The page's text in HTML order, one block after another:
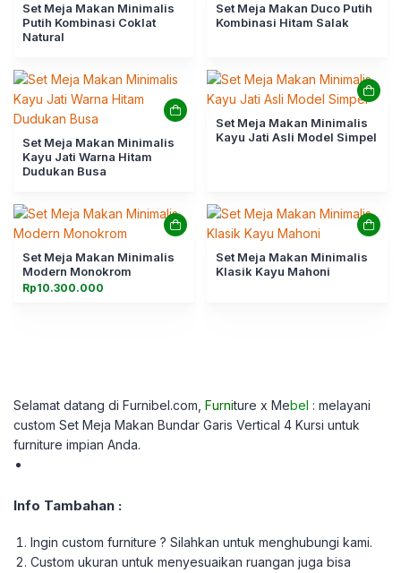
Set Meja Makan Minimalis
Putih Kombinasi Coklat
Natural
Set Meja Makan Duco Putih
Kombinasi Hitam Salak
Set Meja Makan Minimalis
Kayu Jati Warna Hitam
Dudukan Busa
Set Meja Makan Minimalis
Kayu Jati Asli Model Simpel
Set Meja Makan Minimalis
Modern Monokrom
Rp10.300.000
Set Meja Makan Minimalis
Klasik Kayu Mahoni
Selamat datang di Furnibel.com, Furniture x Mebel : melayani
custom Set Meja Makan Bundar Garis Vertical 4 Kursi untuk
furniture impian Anda.
Info Tambahan :
Ingin custom furniture ? Silahkan untuk menghubungi kami.
Custom ukuran untuk menyesuaikan ruangan juga bisa